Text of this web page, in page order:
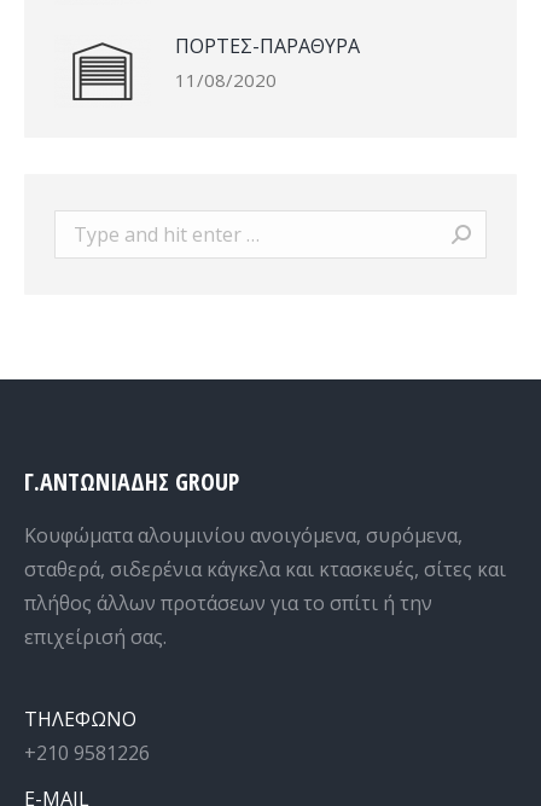
ΠΟΡΤΕΣ-ΠΑΡΑΘΥΡΑ
11/08/2020
Search:
Γ.ΑΝΤΩΝΙΑΔΗΣ GROUP
Κουφώματα αλουμινίου ανοιγόμενα, συρόμενα,
σταθερά, σιδερένια κάγκελα και κτασκευές, σίτες και
πλήθος άλλων προτάσεων για το σπίτι ή την
επιχείρισή σας.
ΤΗΛΕΦΩΝΟ
+210 9581226
E-MAIL